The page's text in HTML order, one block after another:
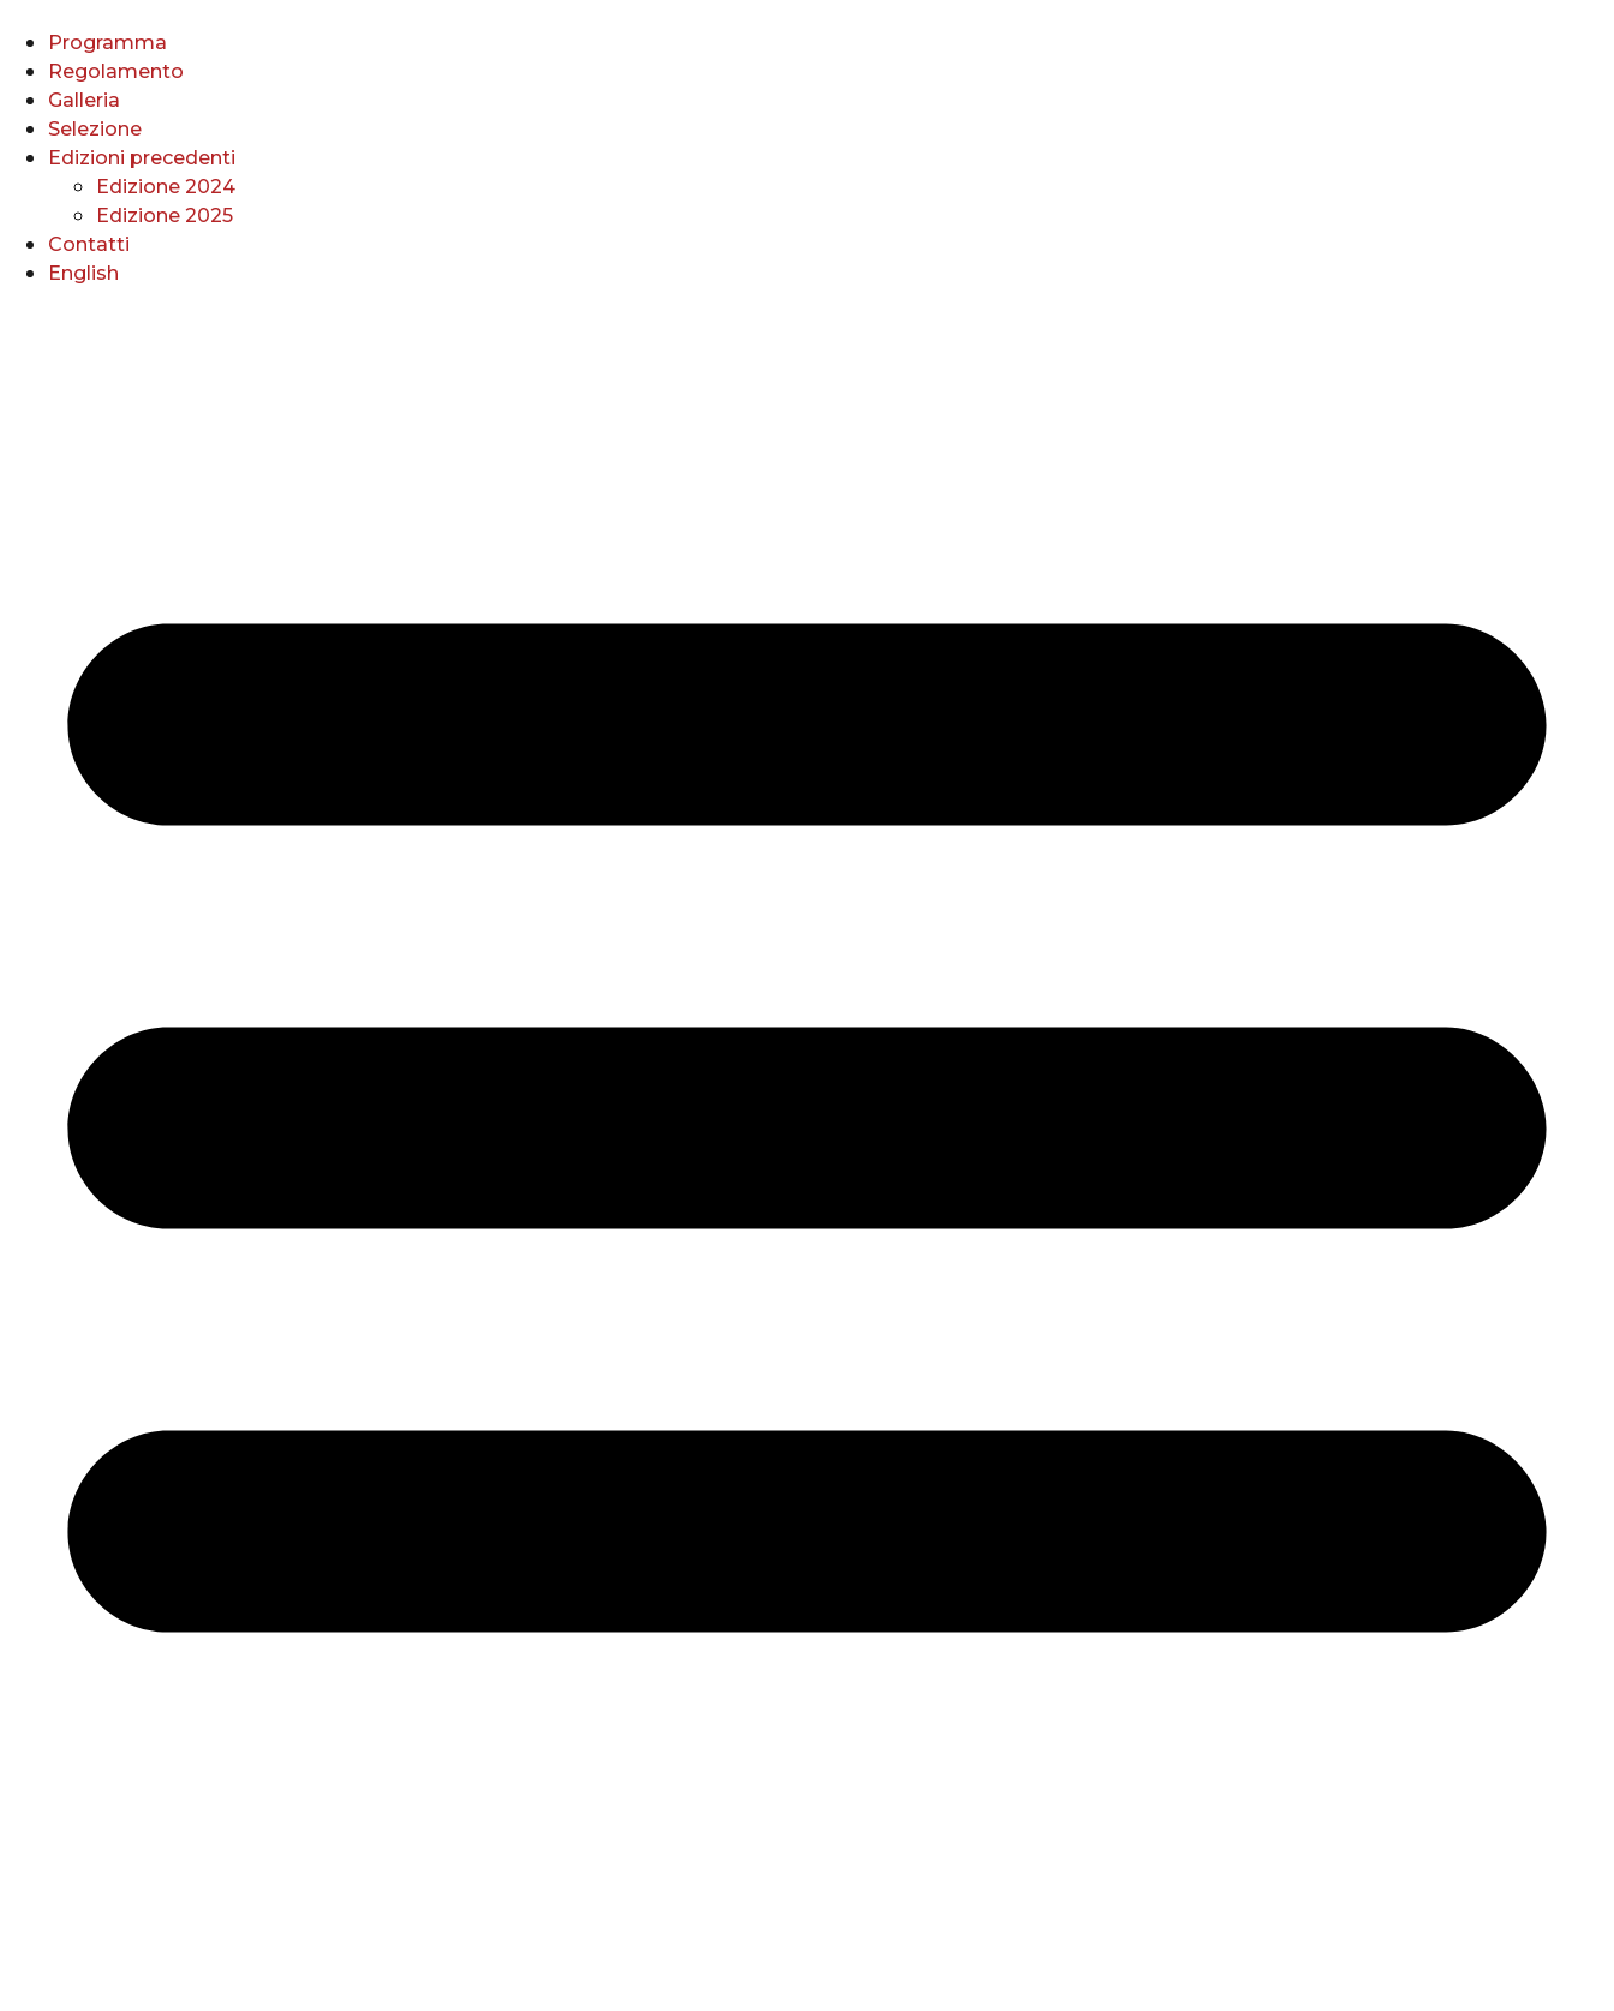
contenuto
Programma
Regolamento
Galleria
Selezione
Edizioni precedenti
Edizione 2024
Edizione 2025
Contatti
English